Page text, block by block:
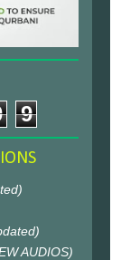
9
AUDIOS)